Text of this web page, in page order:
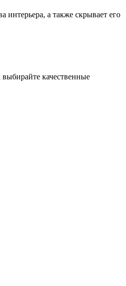
интерьера, а также скрывает его
качественные